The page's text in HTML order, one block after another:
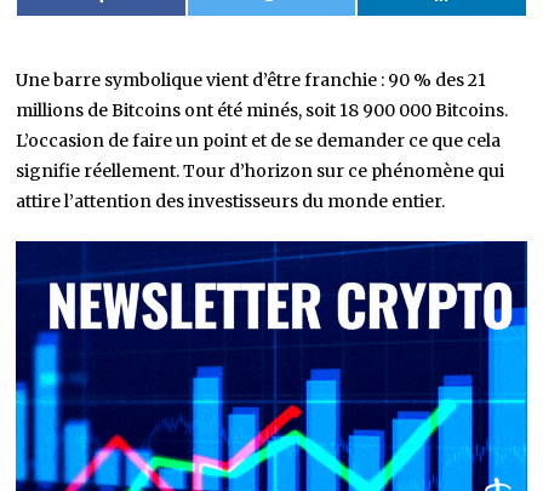
Une barre symbolique vient d’être franchie : 90 % des 21
millions de Bitcoins ont été minés, soit 18 900 000 Bitcoins.
L’occasion de faire un point et de se demander ce que cela
signifie réellement. Tour d’horizon sur ce phénomène qui
attire l’attention des investisseurs du monde entier.